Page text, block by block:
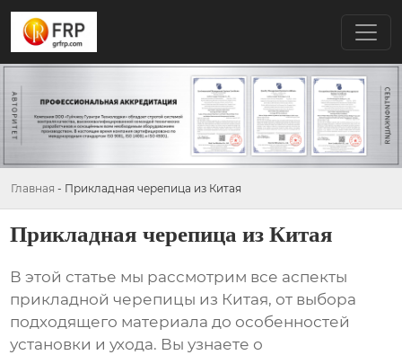
Главная - Прикладная черепица из Китая
Прикладная черепица из Китая
В этой статье мы рассмотрим все аспекты
прикладной черепицы из Китая, от выбора
подходящего материала до особенностей
установки и ухода. Вы узнаете о